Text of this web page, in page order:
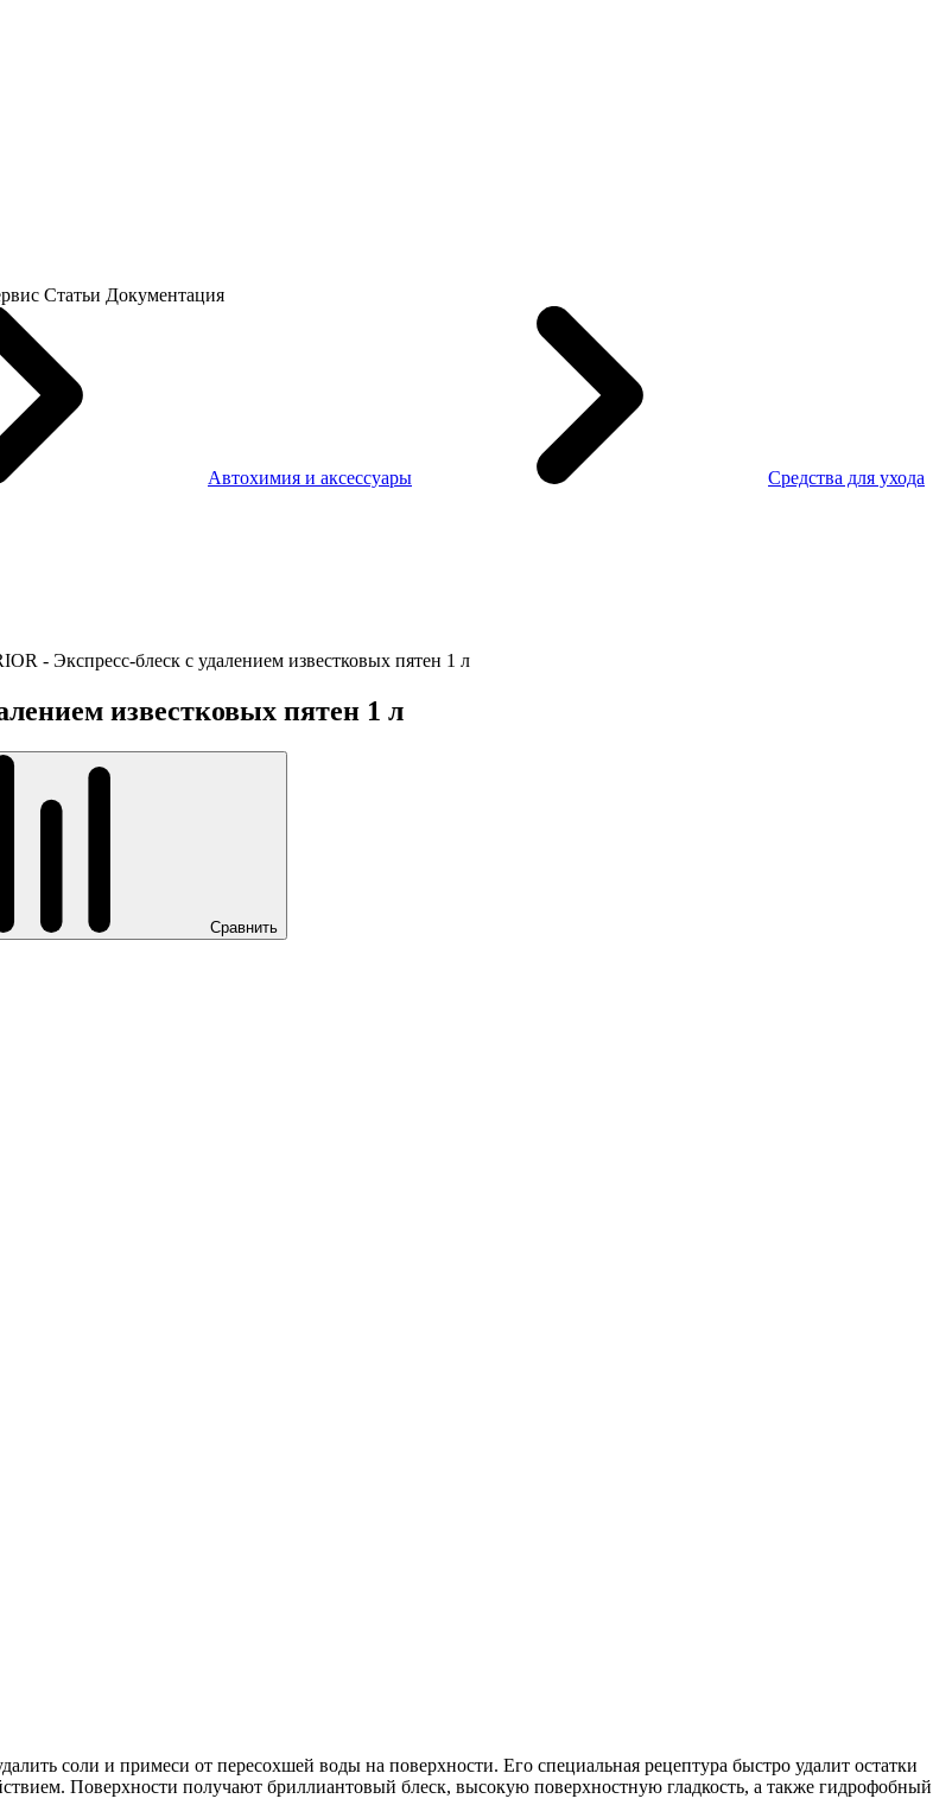
Статьи Документация
Автохимия и аксессуары Средства для ухода
- Экспресс-блеск с удалением известковых пятен 1 л
известковых пятен 1 л
Сравнить
соли и примеси от пересохшей воды на поверхности. Его специальная рецептура быстро удалит остатки
Поверхности получают бриллиантовый блеск, высокую поверхностную гладкость, а также гидрофобный